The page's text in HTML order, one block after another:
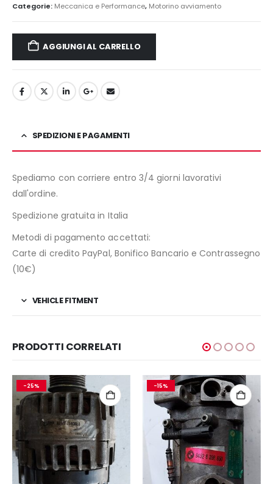
Categorie: Meccanica e Performance, Motorino avviamento
AGGIUNGI AL CARRELLO
SPEDIZIONI E PAGAMENTI
Spediamo con corriere entro 3/4 giorni lavorativi
dall'ordine.
Spedizione gratuita in Italia
Metodi di pagamento accettati:
Carte di credito PayPal, Bonifico Bancario e Contrassegno
(10€)
VEHICLE FITMENT
PRODOTTI CORRELATI
-15% -20%